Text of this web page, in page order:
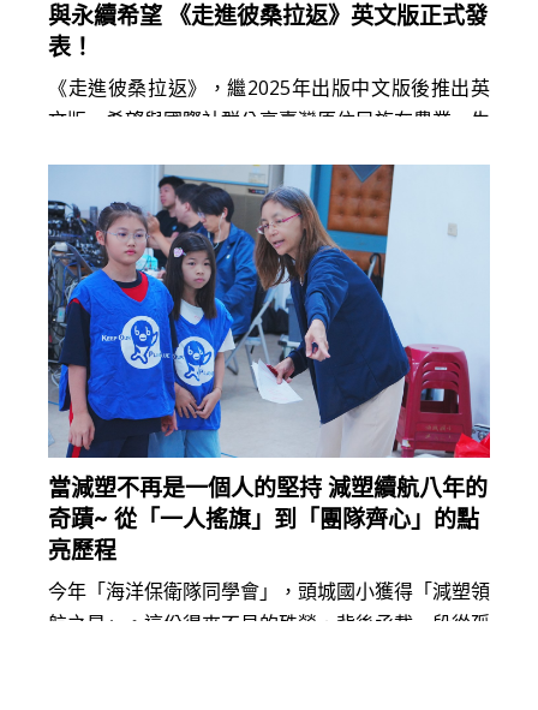
與永續希望 《走進彼桑拉返》英文版正式發
表！
《走進彼桑拉返》，繼2025年出版中文版後推出英
文版，希望與國際社群分享臺灣原住民族在農業、生
當減塑不再是一個人的堅持 減塑續航八年的
奇蹟~ 從「一人搖旗」到「團隊齊心」的點
亮歷程
今年「海洋保衛隊同學會」，頭城國小獲得「減塑領
航之星」。這份得來不易的殊榮，背後承載一段從孤